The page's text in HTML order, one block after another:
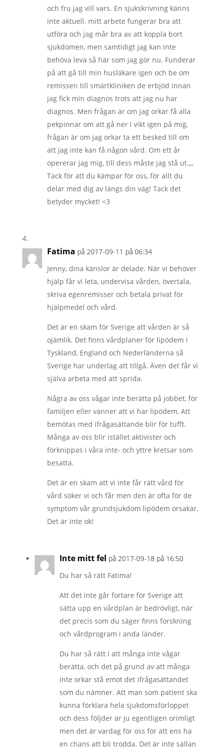
och fru jag vill vars. En sjukskrivning känns
inte aktuell. mitt arbete fungerar bra att
utföra och jag mår bra av att koppla bort
sjukdomen, men samtidigt jag kan inte
behöva leva så här som jag gör nu. Funderar
på att gå till min husläkare igen och be om
remissen till smärtkliniken de erbjöd innan
jag fick min diagnos trots att jag nu har
diagnos. Men frågan är om jag orkar få alla
pekpinnar om att gå ner i vikt igen på mig,
frågan är om jag orkar ta ett besked till om
att jag inte kan få någon vård. Om ett år
opererar jag mig, till dess måste jag stå ut.,,,
Tack för att du kämpar för oss, för allt du
delar med dig av längs din väg! Tack det
betyder mycket! <3
Fatima på 2017-09-11 på 06:34
Jenny, dina känslor är delade. När vi behöver
hjälp får vi leta, undervisa vården, övertala,
skriva egenremisser och betala privat för
hjälpmedel och vård.
Det är en skam för Sverige att vården är så
ojämlik. Det finns vårdplaner för lipödem i
Tyskland, England och Nederländerna så
Sverige har underlag att tillgå. Även det får vi
själva arbeta med att sprida.
Några av oss vågar inte berätta på jobbet, för
familjen eller vänner att vi har lipödem, Att
bemötas med ifrågasättande blir för tufft.
Många av oss blir istället aktivister och
förknippas i våra inte- och yttre kretsar som
besatta.
Det är en skam att vi inte får rätt vård för
vård söker vi och får men den är ofta för de
symptom vår grundsjukdom lipödem orsakar.
Det är inte ok!
Inte mitt fel på 2017-09-18 på 16:50
Du har så rätt Fatima!
Att det inte går fortare för Sverige att
sätta upp en vårdplan är bedrövligt, när
det precis som du säger finns forskning
och vårdprogram i anda länder.
Du har så rätt i att många inte vågar
berätta, och det på grund av att många
inte orkar stå emot det ifrågasättandet
som du nämner. Att man som patient ska
kunna förklara hela sjukdomsförloppet
och dess följder är ju egentligen orimligt
men det är vardag för oss för att ens ha
en chans att bli trodda. Det är inte sällan